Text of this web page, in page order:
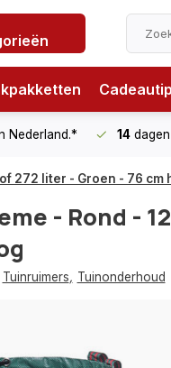
Nederland.* 14
272 liter - Groen - 76 cm
- Rond -
Tuinruimers, Tuinonderhoud